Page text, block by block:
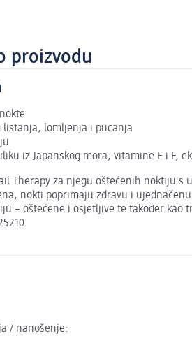
proizvodu
listanja, lomljenja i pucanja
iz Japanskog mora, vitamine E i F,
Therapy za njegu oštećenih noktiju
nokti poprimaju zdravu i
– oštećene i osjetljive te također
/ nanošenje: